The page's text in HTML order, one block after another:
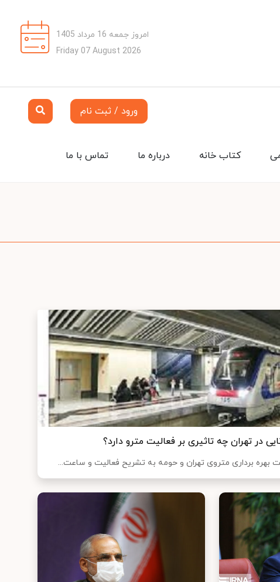
امروز جمعه 16 مرداد 1405
Friday 07 August 2026
ورود / ثبت نام
تماس با ما درباره ما کتاب خانه
در تهران چه تاثیری بر فعالیت مترو دارد؟
بهره برداری متروی تهران و حومه به تشریح فعالیت و ساعت...